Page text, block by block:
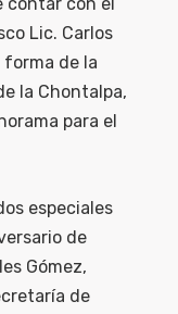
con el
Lic. Carlos
forma de la
la Chontalpa,
para el
especiales
de
Gómez,
de